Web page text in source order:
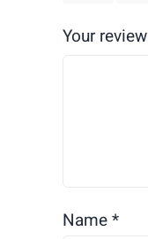
Your review
Name*